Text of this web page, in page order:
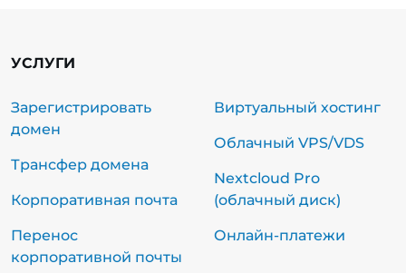
УСЛУГИ
Зарегистрировать
домен
Трансфер домена
Корпоративная почта
Перенос
корпоративной почты
Виртуальный хостинг
Облачный VPS/VDS
Nextcloud Pro
(облачный диск)
Онлайн-платежи